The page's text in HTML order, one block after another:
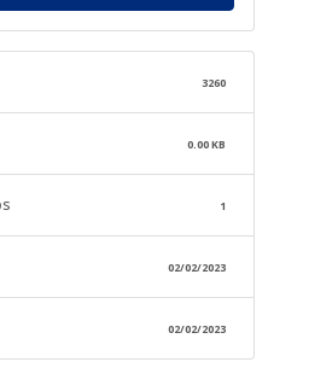
3260
0.00 KB
1
02/02/2023
02/02/2023